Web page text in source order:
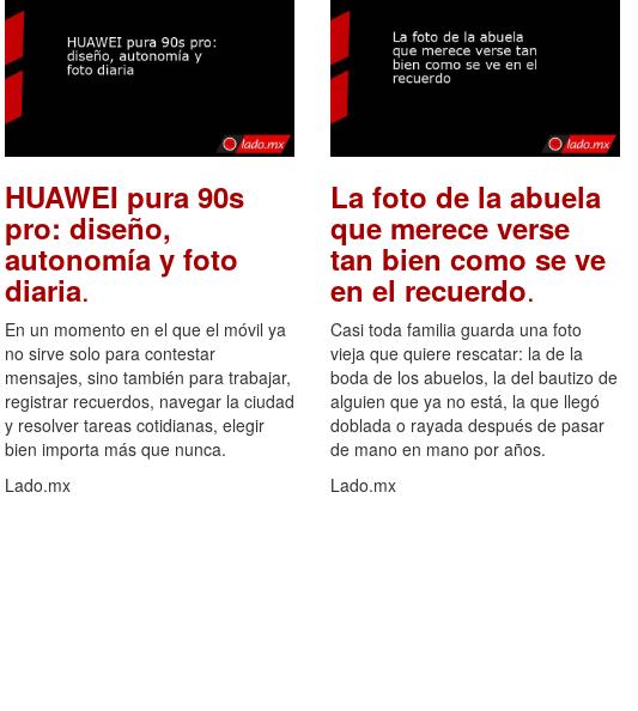
HUAWEI pura 90s
pro: diseño,
autonomía y foto
diaria.
En un momento en el que el móvil ya
no sirve solo para contestar
mensajes, sino también para trabajar,
registrar recuerdos, navegar la ciudad
y resolver tareas cotidianas, elegir
bien importa más que nunca.
Lado.mx
La foto de la abuela
que merece verse
tan bien como se ve
en el recuerdo.
Casi toda familia guarda una foto
vieja que quiere rescatar: la de la
boda de los abuelos, la del bautizo de
alguien que ya no está, la que llegó
doblada o rayada después de pasar
de mano en mano por años.
Lado.mx